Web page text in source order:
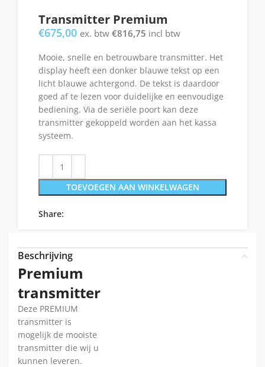
Transmitter Premium
€675,00 ex. btw €816,75 incl btw
Mooie, snelle en betrouwbare transmitter. Het
display heeft een donker blauwe tekst op een
licht blauwe achtergond. De tekst is daardoor
goed af te lezen voor duidelijke en eenvoudige
bediening. Via de seriële poort kan deze
transmitter gekoppeld worden aan het kassa
systeem.
TOEVOEGEN AAN WINKELWAGEN
Share:
Beschrijving
Premium
transmitter
Deze PREMIUM
transmitter is
mogelijk de mooiste
transmitter die wij u
kunnen leveren.